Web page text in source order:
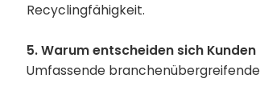
Recyclingfähigkeit.
5. Warum entscheiden sich Kunden
Umfassende